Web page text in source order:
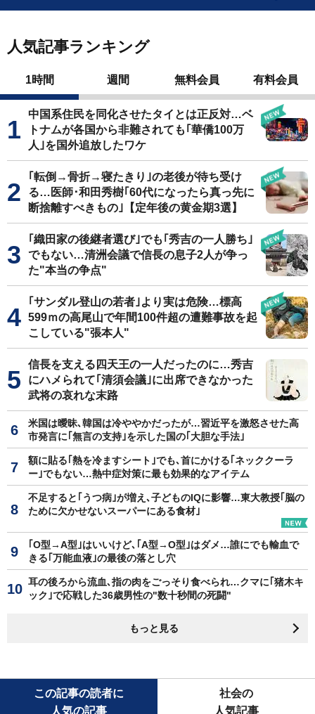
人気記事ランキング
1時間 週間 無料会員 有料会員
中国系住民を同化させたタイとは正反対…ベ
トナムが各国から非難されても｢華僑100万
人｣を国外追放したワケ
｢転倒→骨折→寝たきり｣の老後が待ち受け
る…医師･和田秀樹｢60代になったら真っ先に
断捨離すべきもの｣【定年後の黄金期3選】
｢織田家の後継者選び｣でも｢秀吉の一人勝ち｣
でもない…清洲会議で信長の息子2人が争っ
た"本当の争点"
｢サンダル登山の若者｣より実は危険…標高
599ｍの高尾山で年間100件超の遭難事故を起
こしている"張本人"
信長を支える四天王の一人だったのに…秀吉
にハメられて｢清須会議｣に出席できなかった
武将の哀れな末路
米国は曖昧､韓国は冷ややかだったが…習近平を激怒させた高
市発言に｢無言の支持｣を示した国の｢大胆な手法｣
額に貼る｢熱を冷ますシート｣でも､首にかける｢ネッククーラ
ー｣でもない…熱中症対策に最も効果的なアイテム
不足すると｢うつ病｣が増え､子どものIQに影響…東大教授｢脳の
ために欠かせないスーパーにある食材｣
｢O型→A型｣はいいけど､｢A型→O型｣はダメ…誰にでも輸血で
きる｢万能血液｣の最後の落とし穴
耳の後ろから流血､指の肉をごっそり食べられ…クマに｢猪木キ
ック｣で応戦した36歳男性の"数十秒間の死闘"
もっと見る
この記事の読者に
人気の記事
社会の
人気記事